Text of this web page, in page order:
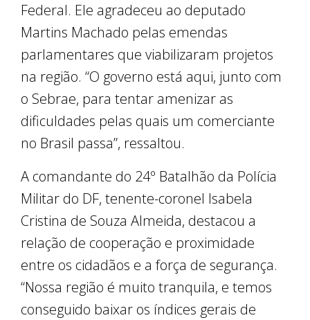
Federal. Ele agradeceu ao deputado
Martins Machado pelas emendas
parlamentares que viabilizaram projetos
na região. “O governo está aqui, junto com
o Sebrae, para tentar amenizar as
dificuldades pelas quais um comerciante
no Brasil passa”, ressaltou.
A comandante do 24º Batalhão da Polícia
Militar do DF, tenente-coronel Isabela
Cristina de Souza Almeida, destacou a
relação de cooperação e proximidade
entre os cidadãos e a força de segurança.
“Nossa região é muito tranquila, e temos
conseguido baixar os índices gerais de